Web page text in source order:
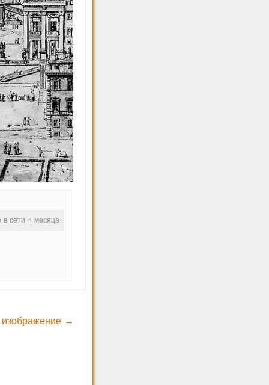
в сети 4 месяца
→